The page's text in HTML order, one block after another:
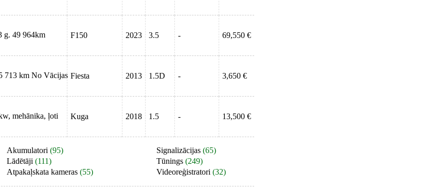
g. 49 964km
F150 2023 3.5 - 69,550 €
713 km No Vācijas Fiesta 2013 1.5D - 3,650 €
mehānika, ļoti
Kuga 2018 1.5 - 13,500 €
Akumulatori (95)
Lādētāji (111)
Atpakaļskata kameras (55)
Signalizācijas (65)
Tūnings (249)
Videoreģistratori (32)